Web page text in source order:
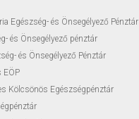
díjak
Egészség- és Önsegélyező Pénztár
és Önsegélyező pénztár
és Önsegélyező Pénztár
EÖP
Kölcsönös Egészségpénztár